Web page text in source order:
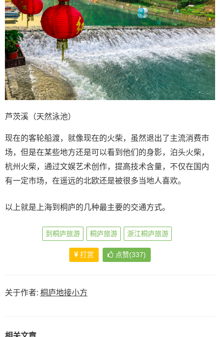
芦茨溪（天然泳池）
现在的客轮船渡，就像现在的火柴，虽然退出了主流消费市
场，但是在某些地方还是可以看到他们的身影，泊头火柴，
杭州火柴，通过文娱艺术创作，提高技术含量，不仅在国内
有一定市场，在遥远的北欧还是被很多当地人喜欢。
以上就是上海到桐庐的几种最主要的交通方式。
到桐庐旅游 桐庐旅游 浙江桐庐旅游
打赏 点赞(337)
关于作者: 桐庐地接小方